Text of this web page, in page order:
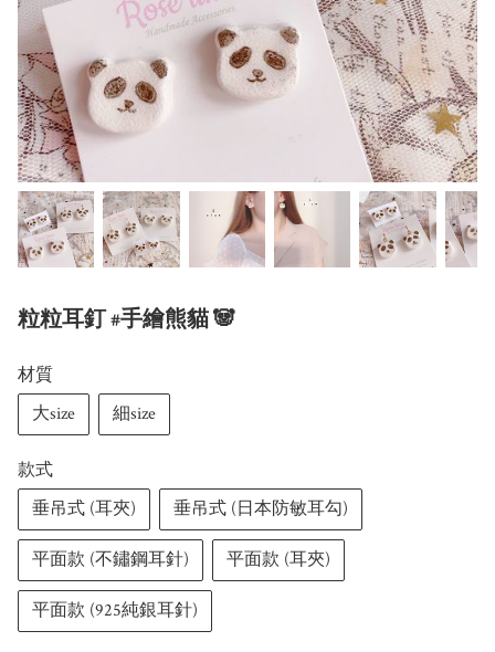
粒粒耳釘 #手繪熊貓 🐼
材質
大size
細size
款式
垂吊式 (耳夾)
垂吊式 (日本防敏耳勾)
平面款 (不鏽鋼耳針) 平面款 (耳夾)
平面款 (925純銀耳針)